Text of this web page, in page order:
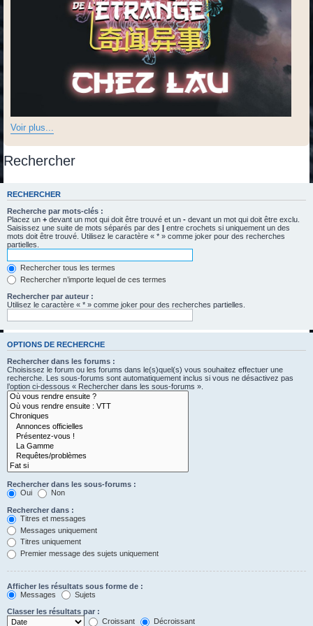
Voir plus...
Rechercher
RECHERCHER
Recherche par mots-clés :
Placez un + devant un mot qui doit être trouvé et un - devant un mot qui doit être exclu.
Saisissez une suite de mots séparés par des
entre crochets si uniquement un des
mots doit être trouvé. Utilisez le caractère « * » comme joker pour des recherches
partielles.
Rechercher tous les termes
Rechercher n’importe lequel de ces termes
Rechercher par auteur :
Utilisez le caractère « * » comme joker pour des recherches partielles.
OPTIONS DE RECHERCHE
Rechercher dans les forums :
Choisissez le forum ou les forums dans le(s)quel(s) vous souhaitez effectuer une
recherche. Les sous-forums sont automatiquement inclus si vous ne désactivez pas
l’option ci-dessous « Rechercher dans les sous-forums ».
Rechercher dans les sous-forums :
Oui
Non
Rechercher dans :
Titres et messages
Messages uniquement
Titres uniquement
Premier message des sujets uniquement
Afficher les résultats sous forme de :
Messages
Sujets
Classer les résultats par :
Croissant
Décroissant